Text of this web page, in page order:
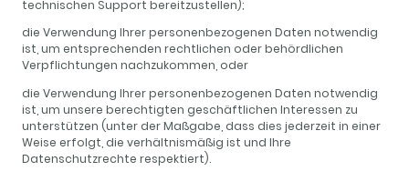
technischen Support bereitzustellen);
die Verwendung Ihrer personenbezogenen Daten notwendig
ist, um entsprechenden rechtlichen oder behördlichen
Verpflichtungen nachzukommen, oder
die Verwendung Ihrer personenbezogenen Daten notwendig
ist, um unsere berechtigten geschäftlichen Interessen zu
unterstützen (unter der Maßgabe, dass dies jederzeit in einer
Weise erfolgt, die verhältnismäßig ist und Ihre
Datenschutzrechte respektiert).